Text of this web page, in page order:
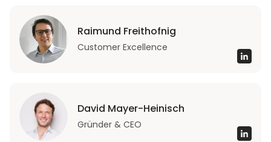
Raimund Freithofnig
Customer Excellence
David Mayer-Heinisch
Gründer & CEO